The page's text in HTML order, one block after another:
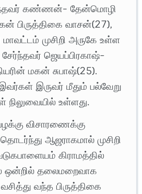
கண்ணன்- தேன்மொழி
பிருத்திகை வாசன்(27),
மாவட்டம் முசிறி அருகே உள்ள
ஜெயப்பிரகாஷ்-
மகன் சுபாஷ்(25).
இருவர் மீதும் பல்வேறு
நிலுவையில் உள்ளது.
விசாரணைக்கு
ஆஜராகமால் முசிறி
கிராமத்தில்
ஒன்றில் தலைமறைவாக
வந்த பிருத்திகை